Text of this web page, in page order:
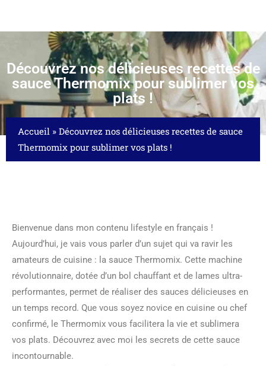
Découvrez nos délicieuses recettes de
sauce Thermomix pour sublimer vos
plats !
Accueil » Découvrez nos délicieuses recettes de sauce
Thermomix pour sublimer vos plats !
Bienvenue dans mon contenu lifestyle en français !
Aujourd’hui, je vais vous parler d’un sujet qui va ravir les
amateurs de cuisine : la sauce Thermomix. Cette machine
révolutionnaire, dotée d’un bol chauffant et de lames ultra-
performantes, permet de réaliser des sauces délicieuses en
un temps record. Que vous soyez novice en cuisine ou chef
confirmé, le Thermomix vous facilitera la vie et sublimera
vos plats. Découvrez avec moi les secrets de cette sauce
incontournable.